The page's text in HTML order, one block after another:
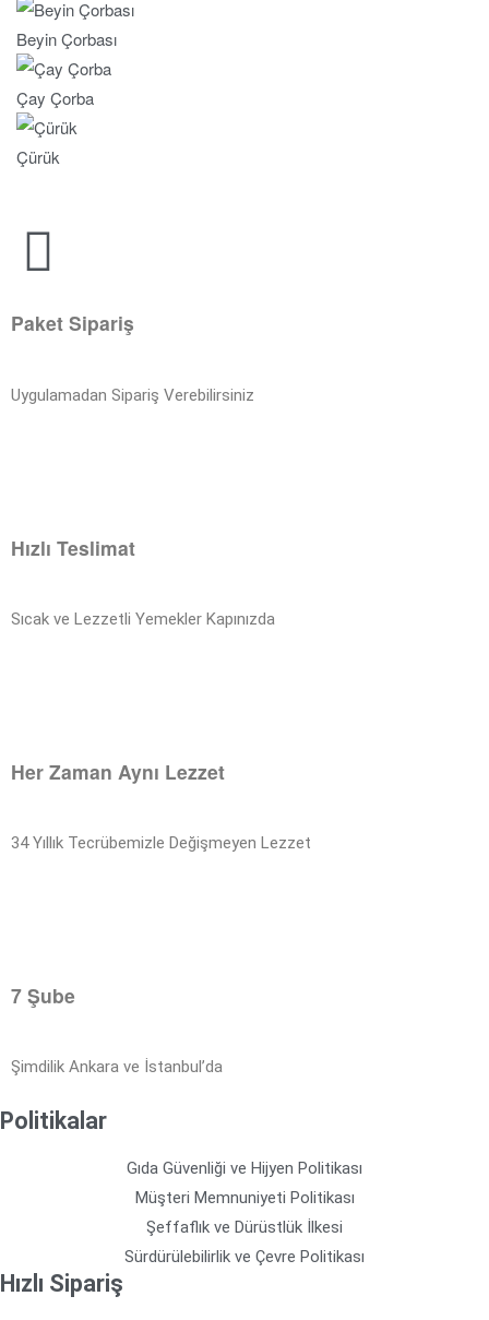
Beyin Çorbası
Çay Çorba
Çürük
Paket Sipariş
Uygulamadan Sipariş Verebilirsiniz
Hızlı Teslimat
Sıcak ve Lezzetli Yemekler Kapınızda
Her Zaman Aynı Lezzet
34 Yıllık Tecrübemizle Değişmeyen Lezzet
7 Şube
Şimdilik Ankara ve İstanbul’da
Politikalar
Gıda Güvenliği ve Hijyen Politikası
Müşteri Memnuniyeti Politikası
Şeffaflık ve Dürüstlük İlkesi
Sürdürülebilirlik ve Çevre Politikası
Hızlı Sipariş